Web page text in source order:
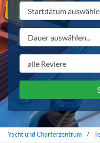
Yacht und Charterzentrum